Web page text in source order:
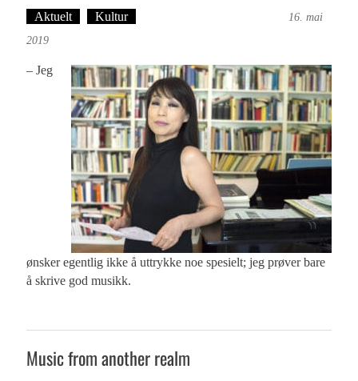
Aktuelt Kultur
16. mai
2019
– Jeg
ønsker egentlig ikke å uttrykke noe spesielt; jeg prøver bare
å skrive god musikk.
Music from another realm